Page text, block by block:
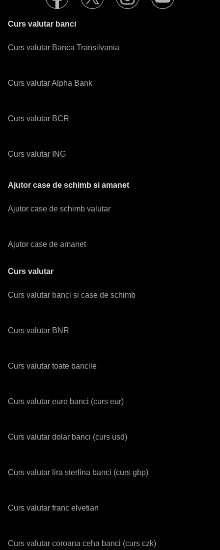
Curs valutar banci
Curs valutar Banca Transilvania
Curs valutar Alpha Bank
Curs valutar BCR
Curs valutar ING
Ajutor case de schimb si amanet
Ajutor case de schimb valutar
Ajutor case de amanet
Curs valutar
Curs valutar banci si case de schimb
Curs valutar BNR
Curs valutar toate bancile
Curs valutar euro banci (curs eur)
Curs valutar dolar banci (curs usd)
Curs valutar lira sterlina banci (curs gbp)
Curs valutar franc elvetian
Curs valutar coroana ceha banci (curs czk)